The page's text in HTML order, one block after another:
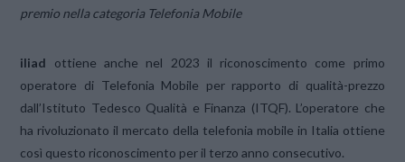
premio nella categoria Telefonia Mobile
iliad ottiene anche nel 2023 il riconoscimento come primo
operatore di Telefonia Mobile per rapporto di qualità-prezzo
dall’Istituto Tedesco Qualità e Finanza (ITQF). L’operatore che
ha rivoluzionato il mercato della telefonia mobile in Italia ottiene
così questo riconoscimento per il terzo anno consecutivo.